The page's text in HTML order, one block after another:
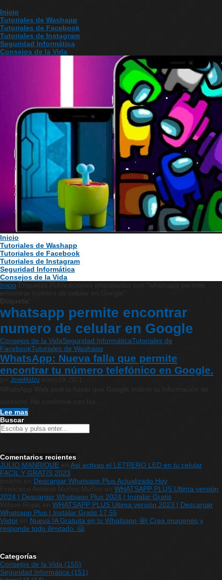
Inicio
Tutoriales de Washapp
Tutoriales de Facebook
Tutoriales de Instagram
Seguridad Informática
Consejos de la Vida
Inicio
Tutoriales de Washapp
Tutoriales de Facebook
Tutoriales de Instagram
Seguridad Informática
Consejos de la Vida
Inicio
encontrar numero de celular en Google"
whatsapp permite encontrar
numero de celular en Google
Consejos de la VidaSeguridad InformáticaTutoriales de
FacebookTutoriales de Washapp
WhatsApp: Nueva falla que permite
encontrar tu número telefónico en Google.
JoseMatzu
Lee mas
Buscar
Comentarios recientes
JULIO MANRIQUE
Así activas el LETRERO LED en tu celular
FACIL Y GRATIS 2023
Descargar Whatsapp Plus Actualizado Hoy
WHATSAPP PLUS Ultima versión
2024 | Descargar Whatsapp Plus 2024 | Instalar Gratis
WHATSAPP PLUS Ultima versión 2023 | Descargar
Whatsapp Plus | Instalar Gratis 17.55
Vixtor
Nueva IA Gratuita en tu Whatsapp 🤩| Crea imagenes y
responde todo ilimitado. 🤗
Categorías
Consejos de la Vida (155)
Seguridad Informática (151)